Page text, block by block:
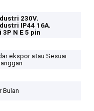
230V,
IP44 16A,
N E 5 pin
ekspor atau Sesuai
Bulan